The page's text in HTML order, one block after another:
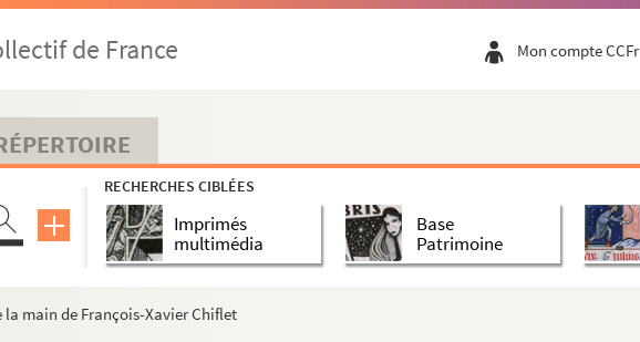
de France Mon compte CCFr
RECHERCHES CIBLÉES
Imprimés
multimédia
Base
Patrimoine
la main de François-Xavier Chiflet
par Jules Chiflet
de la Toison d'or, composé par messire Viglius de Zuichem, pré...
que se han de guardar quando Su Magestad hecha el collar de su real man...
et] juris canonici..., ab erudito viro Joanne Symone Clerc dictatae ...
collectore Julio Chifletio
de lettres en la secrétairie et chancellerie de l'Empereur, dressé ...
Bartholome, compañera de la santa Madre Teresa de Jesus, fundadora y pr...
médecin Jean Chiflet